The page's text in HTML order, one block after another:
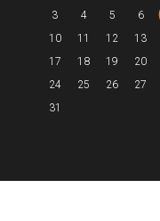
3
4 5 6
10
11 12 13
17
18 19 20
24
25 26 27
31